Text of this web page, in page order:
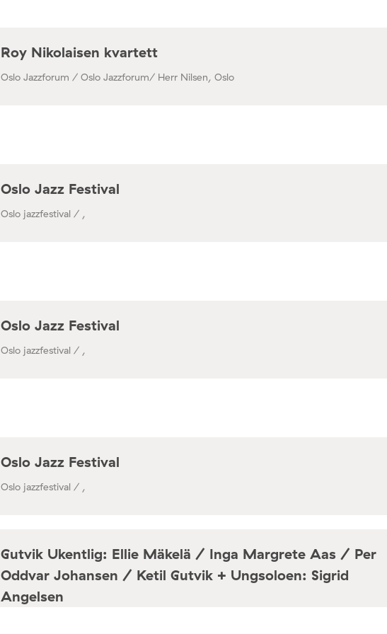
Roy Nikolaisen kvartett
Oslo Jazzforum / Oslo Jazzforum/ Herr Nilsen, Oslo
Oslo Jazz Festival
Oslo jazzfestival / ,
Oslo Jazz Festival
Oslo jazzfestival / ,
Oslo Jazz Festival
Oslo jazzfestival / ,
Gutvik Ukentlig: Ellie Mäkelä / Inga Margrete Aas / Per
Oddvar Johansen / Ketil Gutvik + Ungsoloen: Sigrid
Angelsen